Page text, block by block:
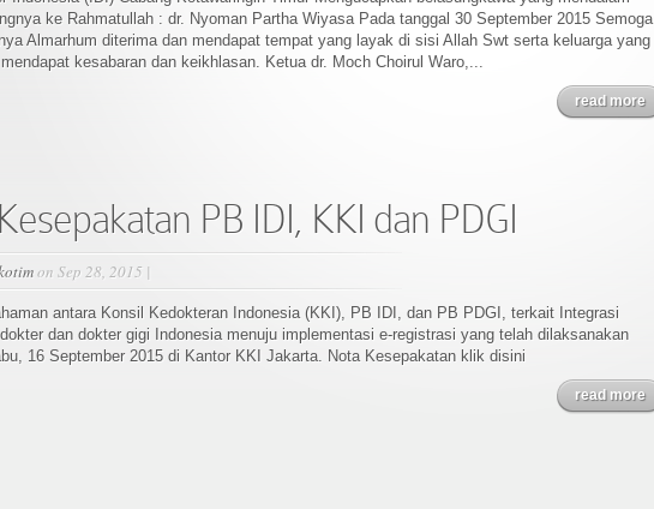
ke Rahmatullah : dr. Nyoman Partha Wiyasa Pada tanggal 30 September 2015 Semoga
Almarhum diterima dan mendapat tempat yang layak di sisi Allah Swt serta keluarga yang
kesabaran dan keikhlasan. Ketua dr. Moch Choirul Waro,...
read more
PB IDI, KKI dan PDGI
on Sep 28, 2015 |
antara Konsil Kedokteran Indonesia (KKI), PB IDI, dan PB PDGI, terkait Integrasi
dan dokter gigi Indonesia menuju implementasi e-registrasi yang telah dilaksanakan
16 September 2015 di Kantor KKI Jakarta. Nota Kesepakatan klik disini
read more